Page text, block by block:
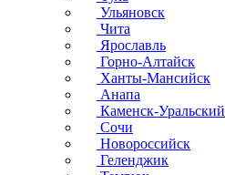
Ульяновск
Чита
Ярославль
Горно-Алтайск
Ханты-Мансийск
Анапа
Каменск-Уральский
Сочи
Новороссийск
Геленджик